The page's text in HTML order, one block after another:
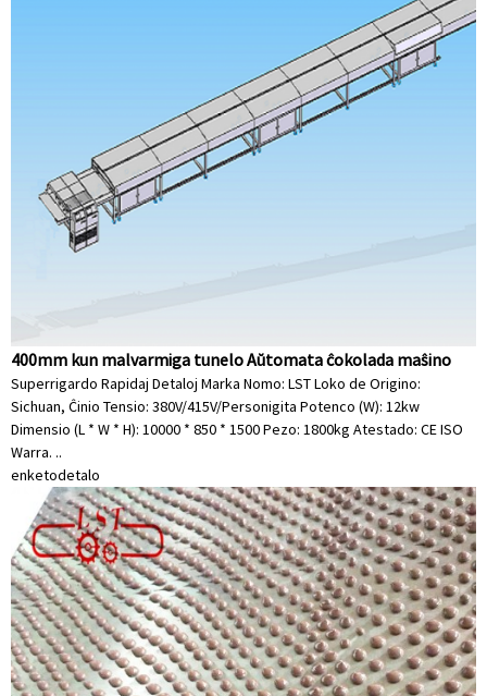
400mm kun malvarmiga tunelo Aŭtomata ĉokolada maŝino
Superrigardo Rapidaj Detaloj Marka Nomo: LST Loko de Origino:
Sichuan, Ĉinio Tensio: 380V/415V/Personigita Potenco (W): 12kw
Dimensio (L * W * H): 10000 * 850 * 1500 Pezo: 1800kg Atestado: CE ISO
Warra. ..
enketodetalo